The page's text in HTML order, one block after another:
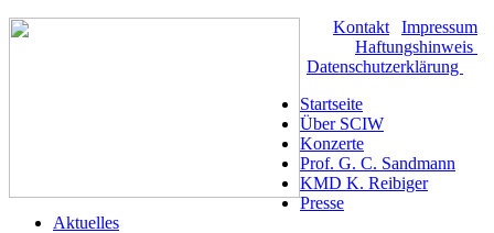
Kontakt Impressum
Haftungshinweis
Datenschutzerklärung
Startseite
Über SCIW
Konzerte
Prof. G. C. Sandmann
KMD K. Reibiger
Presse
Aktuelles